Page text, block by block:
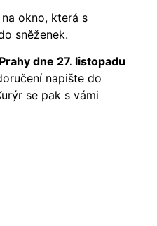
okno, která s
sněženek.
dne 27. listopadu
napište do
se pak s vámi